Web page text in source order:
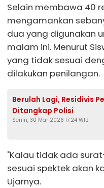
Selain membawa 40
mengamankan
dua yang digunakan
malam ini. Menurut
yang tidak sesuai
dilakukan penilangan.
Berulah Lagi, Residivis
Ditangkap Polisi
Senin, 30 Mar 2026 17:24 WIB
"Kalau tidak ada
sesuai spektek akan
Ujarnya.